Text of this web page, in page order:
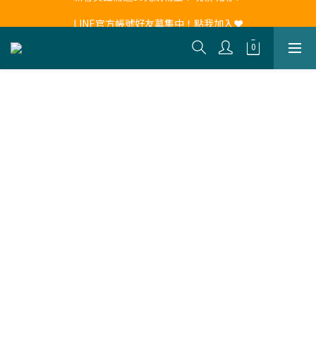
LINE官方帳號好友募集中！點我加入❤
新會員註冊送30元購物金！現領現用！